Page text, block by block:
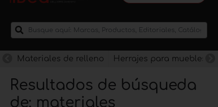
Materiales de relleno Herrajes para muebles
Resultados de búsqueda
de: materiales